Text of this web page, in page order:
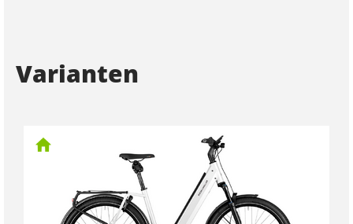
Varianten